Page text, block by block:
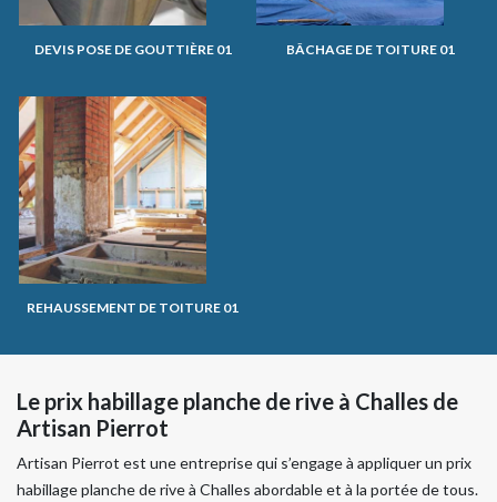
DEVIS POSE DE GOUTTIÈRE 01 BÂCHAGE DE TOITURE 01
REHAUSSEMENT DE TOITURE 01
Le prix habillage planche de rive à Challes de
Artisan Pierrot
Artisan Pierrot est une entreprise qui s’engage à appliquer un prix
habillage planche de rive à Challes abordable et à la portée de tous.